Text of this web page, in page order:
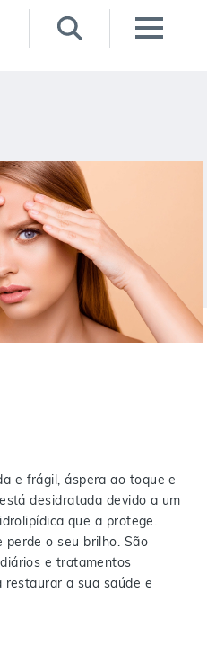
e frágil, áspera ao toque e
desidratada devido a um
que a protege.
o seu brilho. São
e tratamentos
a sua saúde e